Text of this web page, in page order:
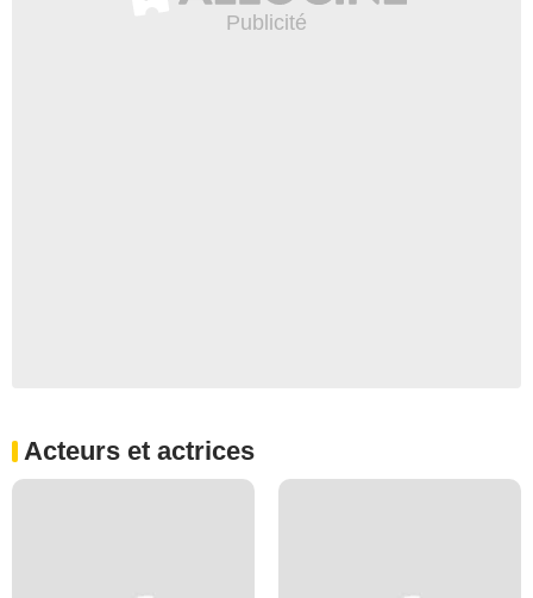
Acteurs et actrices